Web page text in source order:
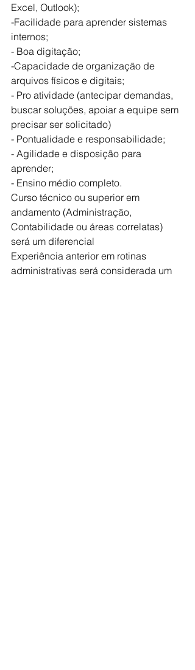
Excel, Outlook);
-Facilidade para aprender sistemas
internos;
- Boa digitação;
-Capacidade de organização de
arquivos físicos e digitais;
- Pro atividade (antecipar demandas,
buscar soluções, apoiar a equipe sem
precisar ser solicitado)
- Pontualidade e responsabilidade;
- Agilidade e disposição para
aprender;
- Ensino médio completo.
Curso técnico ou superior em
andamento (Administração,
Contabilidade ou áreas correlatas)
será um diferencial
Experiência anterior em rotinas
administrativas será considerada um